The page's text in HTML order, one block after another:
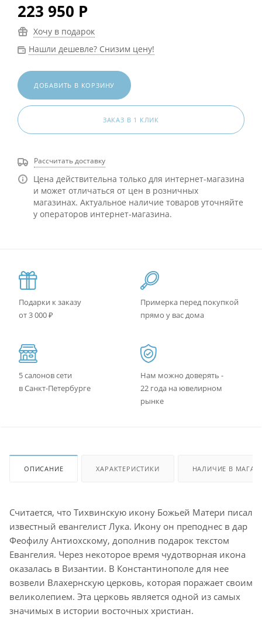
223 950 Р
Хочу в подарок
Нашли дешевле? Снизим цену!
ДОБАВИТЬ В КОРЗИНУ
ЗАКАЗ В 1 КЛИК
Рассчитать доставку
Цена действительна только для интернет-магазина
и может отличаться от цен в розничных
магазинах. Актуальное наличие товаров уточняйте
у операторов интернет-магазина.
Подарки к заказу
от 3 000 ₽
Примерка перед покупкой
прямо у вас дома
5 салонов сети
в Санкт-Петербурге
Нам можно доверять -
22 года на ювелирном
рынке
ОПИСАНИЕ ХАРАКТЕРИСТИКИ НАЛИЧИЕ В
Считается, что Тихвинскую икону Божьей Матери писал
известный евангелист Лука. Икону он преподнес в дар
Феофилу Антиохскому, дополнив подарок текстом
Евангелия. Через некоторое время чудотворная икона
оказалась в Византии. В Константинополе для нее
возвели Влахернскую церковь, которая поражает своим
великолепием. Эта церковь является одной из самых
значимых в истории восточных христиан.